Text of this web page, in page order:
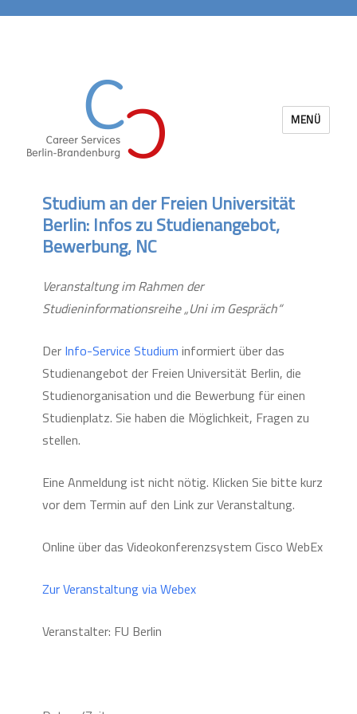
MENÜ
Studium an der Freien Universität
Berlin: Infos zu Studienangebot,
Bewerbung, NC
Veranstaltung im Rahmen der
Studieninformationsreihe „Uni im Gespräch“
Der Info-Service Studium informiert über das
Studienangebot der Freien Universität Berlin, die
Studienorganisation und die Bewerbung für einen
Studienplatz. Sie haben die Möglichkeit, Fragen zu
stellen.
Eine Anmeldung ist nicht nötig. Klicken Sie bitte kurz
vor dem Termin auf den Link zur Veranstaltung.
Online über das Videokonferenzsystem Cisco WebEx
Zur Veranstaltung via Webex
Veranstalter: FU Berlin